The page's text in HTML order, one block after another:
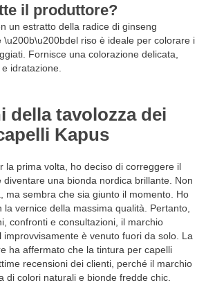
il produttore?
un estratto della radice di ginseng
​​\u200b\u200bdel riso è ideale per colorare i
Fornisce una colorazione delicata,
idratazione.
della tavolozza dei
Kapus
la prima volta, ho deciso di correggere il
diventare una bionda nordica brillante. Non
ma sembra che sia giunto il momento. Ho
la vernice della massima qualità. Pertanto,
confronti e consultazioni, il marchio
improvvisamente è venuto fuori da solo. La
ha affermato che la tintura per capelli
recensioni dei clienti, perché il marchio
di colori naturali e bionde fredde chic.